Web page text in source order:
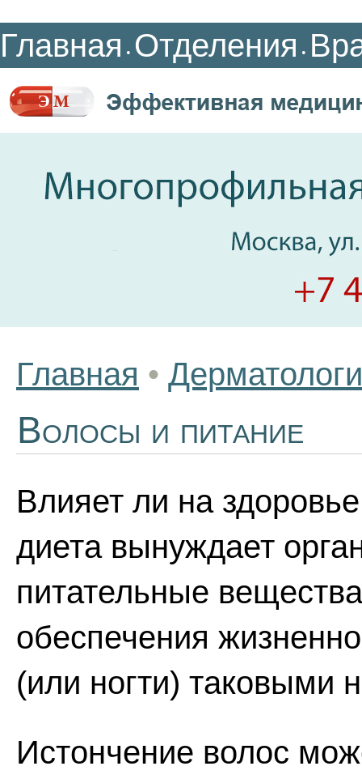
Главная • Отделения •
Главная •
Волосы и питание
Влияет ли на
диета вынуждает
питательные
обеспечения
(или ногти) таковыми
Истончение волос